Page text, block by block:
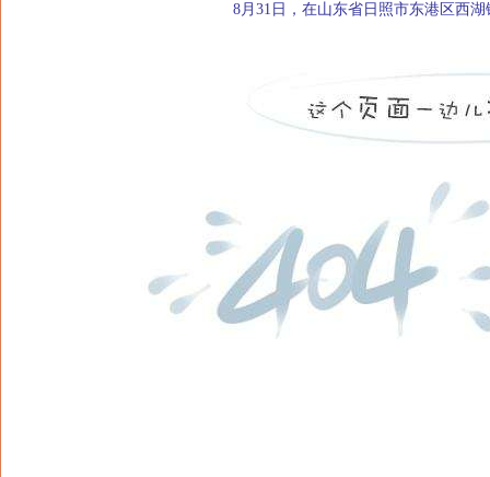
8月31日，在山东省日照市东港区西